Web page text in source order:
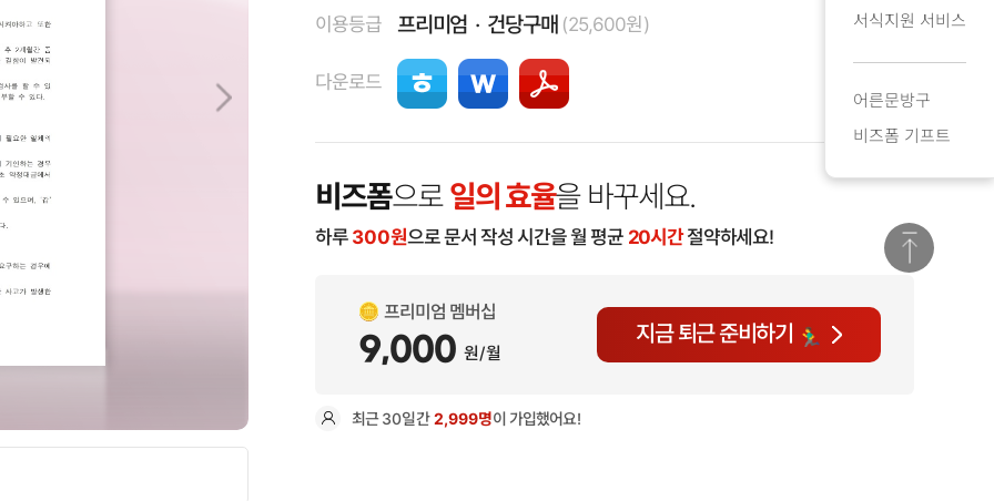
이용등급 프리미엄 건당구매 (25,600원)
다운로드
비즈폼으로일의 효율을 바꾸세요.
하루 300원으로 문서 작성 시간을 월 평균 20시간절약하세요!
프리미엄 멤버십
9,000 원/월
지금 퇴근 준비하기
최근30일간2,999명이 가입했어요!
서식지원 서비스
어른문방구
비즈폼 기프트